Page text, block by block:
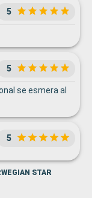
5
5
se esmera al
5
STAR